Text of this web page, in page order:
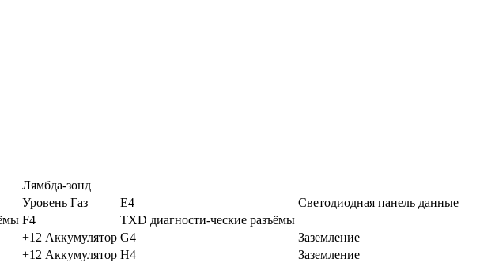
Лямбда-зонд
Уровень Газ E4
Светодиодная панель данные
F4
TXD диагности-ческие разъёмы
+12 Аккумулятор G4
Заземление
+12 Аккумулятор H4 Заземление